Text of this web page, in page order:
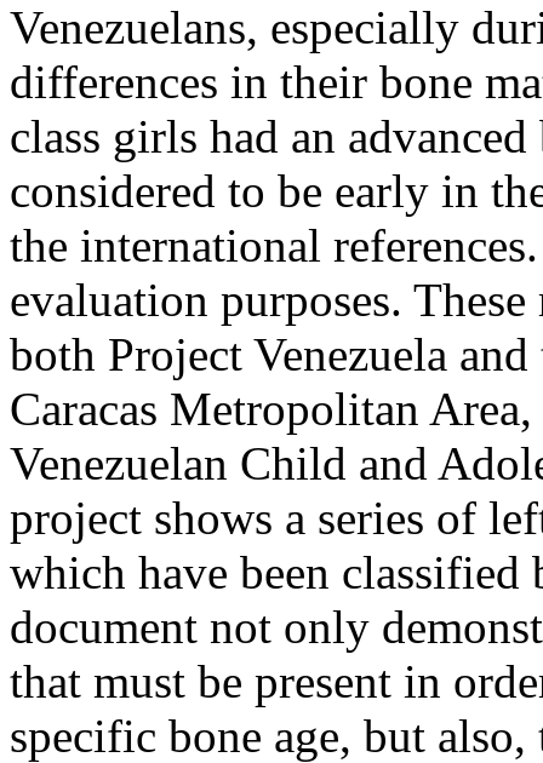
Venezuelans, especially
differences in their bone
class girls had an
considered to be early in
the international
evaluation purposes.
both Project Venezuela
Caracas Metropolitan
Venezuelan Child and
project shows a series of
which have been
document not only
that must be present in
specific bone age, but